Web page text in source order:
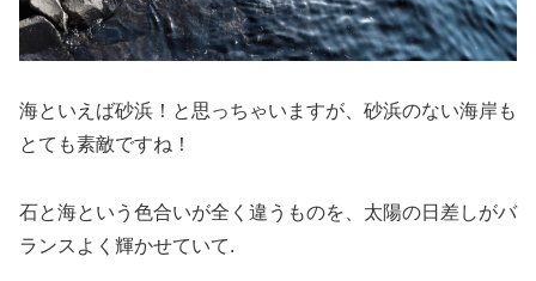
海といえば砂浜！と思っちゃいますが、砂浜のない海岸も
とても素敵ですね！
石と海という色合いが全く違うものを、太陽の日差しがバ
ランスよく輝かせていて.